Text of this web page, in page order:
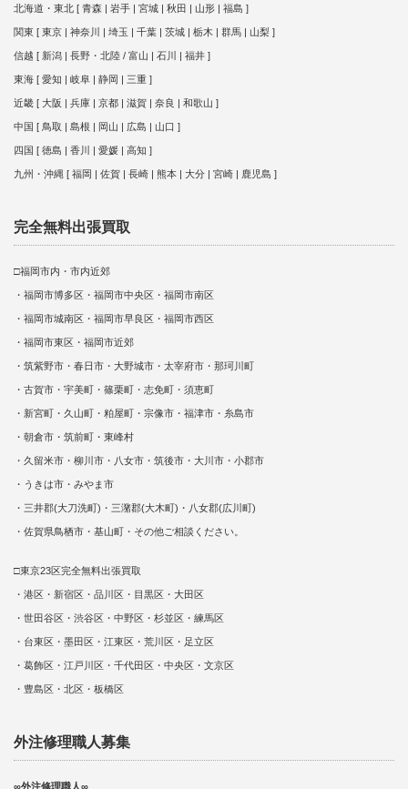
北海道・東北 [ 青森 | 岩手 | 宮城 | 秋田 | 山形 | 福島 ]
関東 [ 東京 | 神奈川 | 埼玉 | 千葉 | 茨城 | 栃木 | 群馬 | 山梨 ]
信越 [ 新潟 | 長野・北陸 / 富山 | 石川 | 福井 ]
東海 [ 愛知 | 岐阜 | 静岡 | 三重 ]
近畿 [ 大阪 | 兵庫 | 京都 | 滋賀 | 奈良 | 和歌山 ]
中国 [ 鳥取 | 島根 | 岡山 | 広島 | 山口 ]
四国 [ 徳島 | 香川 | 愛媛 | 高知 ]
九州・沖縄 [ 福岡 | 佐賀 | 長崎 | 熊本 | 大分 | 宮崎 | 鹿児島 ]
完全無料出張買取
□福岡市内・市内近郊
・福岡市博多区・福岡市中央区・福岡市南区
・福岡市城南区・福岡市早良区・福岡市西区
・福岡市東区・福岡市近郊
・筑紫野市・春日市・大野城市・太宰府市・那珂川町
・古賀市・宇美町・篠栗町・志免町・須恵町
・新宮町・久山町・粕屋町・宗像市・福津市・糸島市
・朝倉市・筑前町・東峰村
・久留米市・柳川市・八女市・筑後市・大川市・小郡市
・うきは市・みやま市
・三井郡(大刀洗町)・三潴郡(大木町)・八女郡(広川町)
・佐賀県鳥栖市・基山町・その他ご相談ください。
□東京23区完全無料出張買取
・港区・新宿区・品川区・目黒区・大田区
・世田谷区・渋谷区・中野区・杉並区・練馬区
・台東区・墨田区・江東区・荒川区・足立区
・葛飾区・江戸川区・千代田区・中央区・文京区
・豊島区・北区・板橋区
外注修理職人募集
∞外注修理職人∞